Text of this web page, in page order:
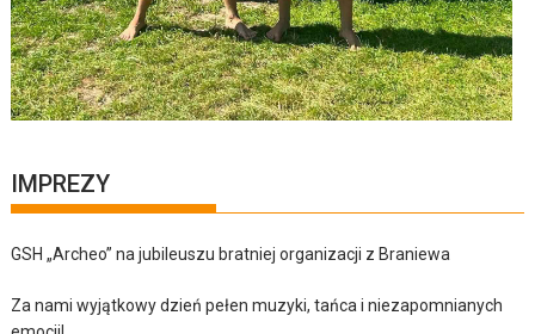
IMPREZY
GSH „Archeo” na jubileuszu bratniej organizacji z Braniewa
Za nami wyjątkowy dzień pełen muzyki, tańca i niezapomnianych